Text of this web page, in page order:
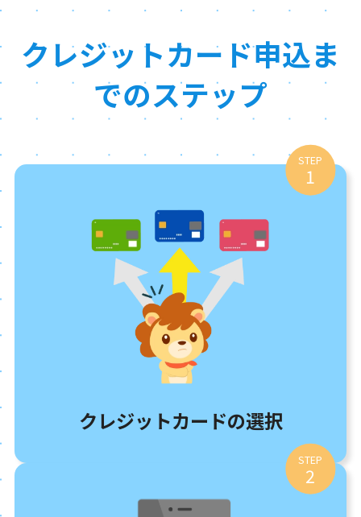
クレジットカード申込ま
でのステップ
STEP
1
クレジットカードの選択
STEP
2